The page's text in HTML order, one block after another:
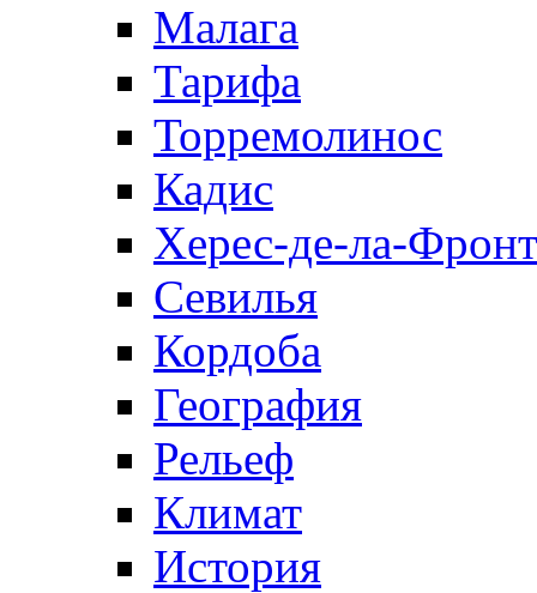
Малага
Тарифа
Торремолинос
Кадис
Херес-де-ла-
Севилья
Кордоба
География
Рельеф
Климат
История